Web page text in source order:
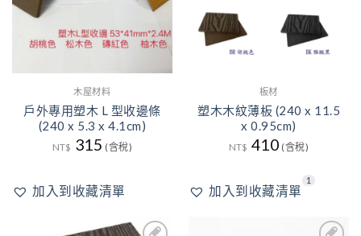
木屋材料
戶外專用塑木 L 型收邊條
(240 x 5.3 x 4.1cm)
NT$ 315 (含稅)
加入到收藏清單
板材
塑木木紋薄板 (240 x 11.5
x 0.95cm)
NT$ 410 (含稅)
加入到收藏清單
1